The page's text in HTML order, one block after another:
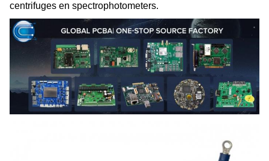
centrifuges en spectrophotometers.